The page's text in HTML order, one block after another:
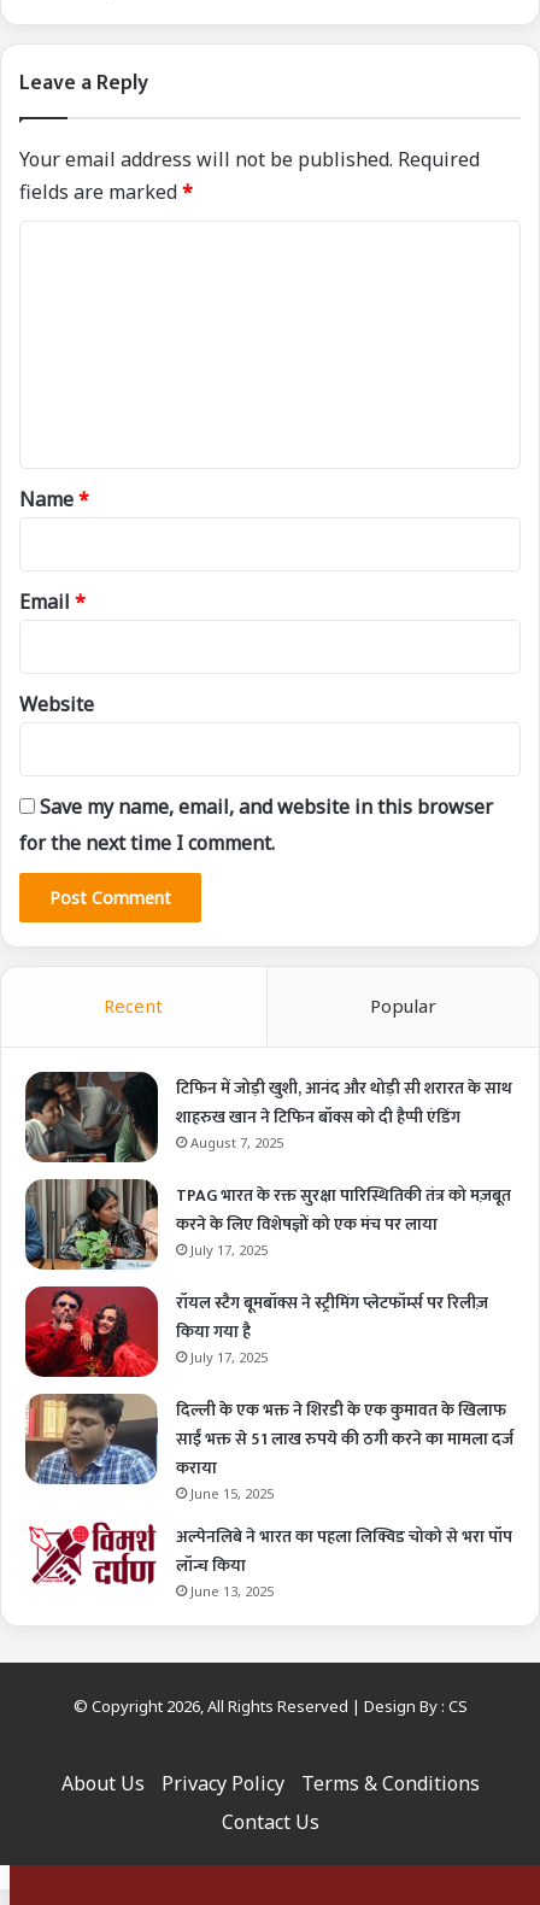
Leave a Reply
Your email address will not be published. Required
fields are marked*
*
Name*
Email *
Website
Save my name, email, and website in this browser
for the next time I comment.
Recent Popular
टिफिन में जोड़ी खुशी, आनंद और थोड़ी सी शरारत के साथ
शाहरुख खान ने टिफिन बॉक्स को दी हैप्पी एंडिंग
August 7, 2025
TPAG भारत के रक्त सुरक्षा पारिस्थितिकी तंत्र को मज़बूत
करने के लिए विशेषज्ञों को एक मंच पर लाया
July 17, 2025
रॉयल स्टैग बूमबॉक्स ने स्ट्रीमिंग प्लेटफॉर्म्स पर रिलीज़
किया गया है
July 17, 2025
दिल्ली के एक भक्त ने शिरडी के एक कुमावत के खिलाफ
साईं भक्त से 51 लाख रुपये की ठगी करने का मामला दर्ज
कराया
June 15, 2025
अल्पेनलिबे ने भारत का पहला लिक्विड चोको से भरा पॉप
लॉन्च किया
June 13, 2025
© Copyright 2026, All Rights Reserved | Design By : CS
About Us Privacy Policy
Terms & Conditions
Contact Us